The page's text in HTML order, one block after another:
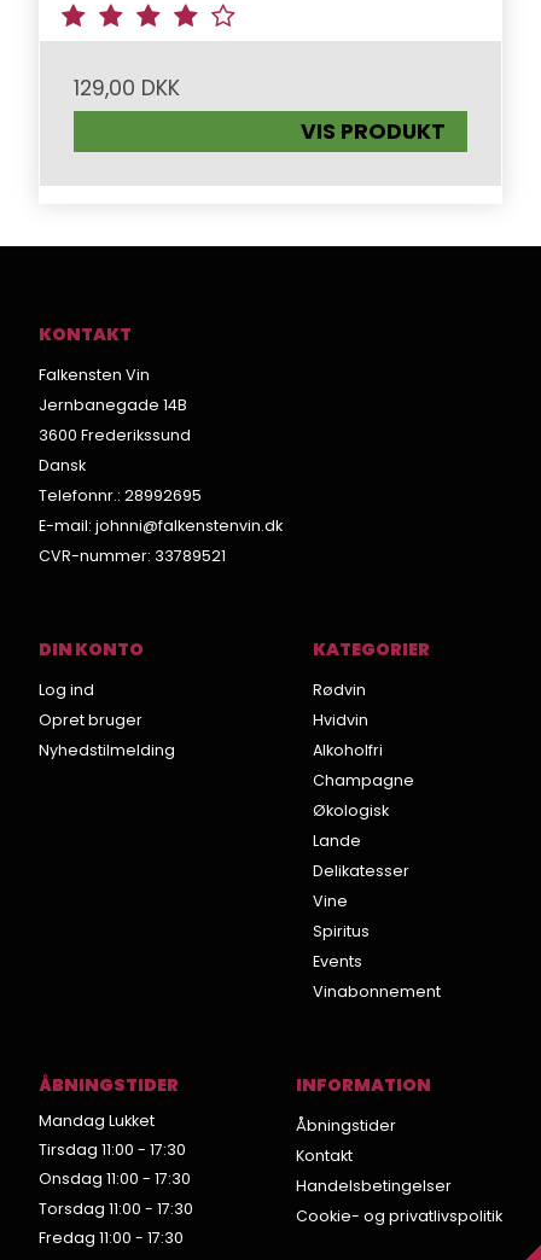
129,00 DKK
VIS PRODUKT
KONTAKT
Falkensten Vin
Jernbanegade 14B
3600 Frederikssund
Dansk
Telefonnr.: 28992695
E-mail: johnni@falkenstenvin.dk
CVR-nummer: 33789521
DIN KONTO
Log ind
Opret bruger
Nyhedstilmelding
KATEGORIER
Rødvin
Hvidvin
Alkoholfri
Champagne
Økologisk
Lande
Delikatesser
Vine
Spiritus
Events
Vinabonnement
ÅBNINGSTIDER
Mandag Lukket
Tirsdag 11:00 - 17:30
Onsdag 11:00 - 17:30
Torsdag 11:00 - 17:30
Fredag 11:00 - 17:30
INFORMATION
Åbningstider
Kontakt
Handelsbetingelser
Cookie- og privatlivspolitik